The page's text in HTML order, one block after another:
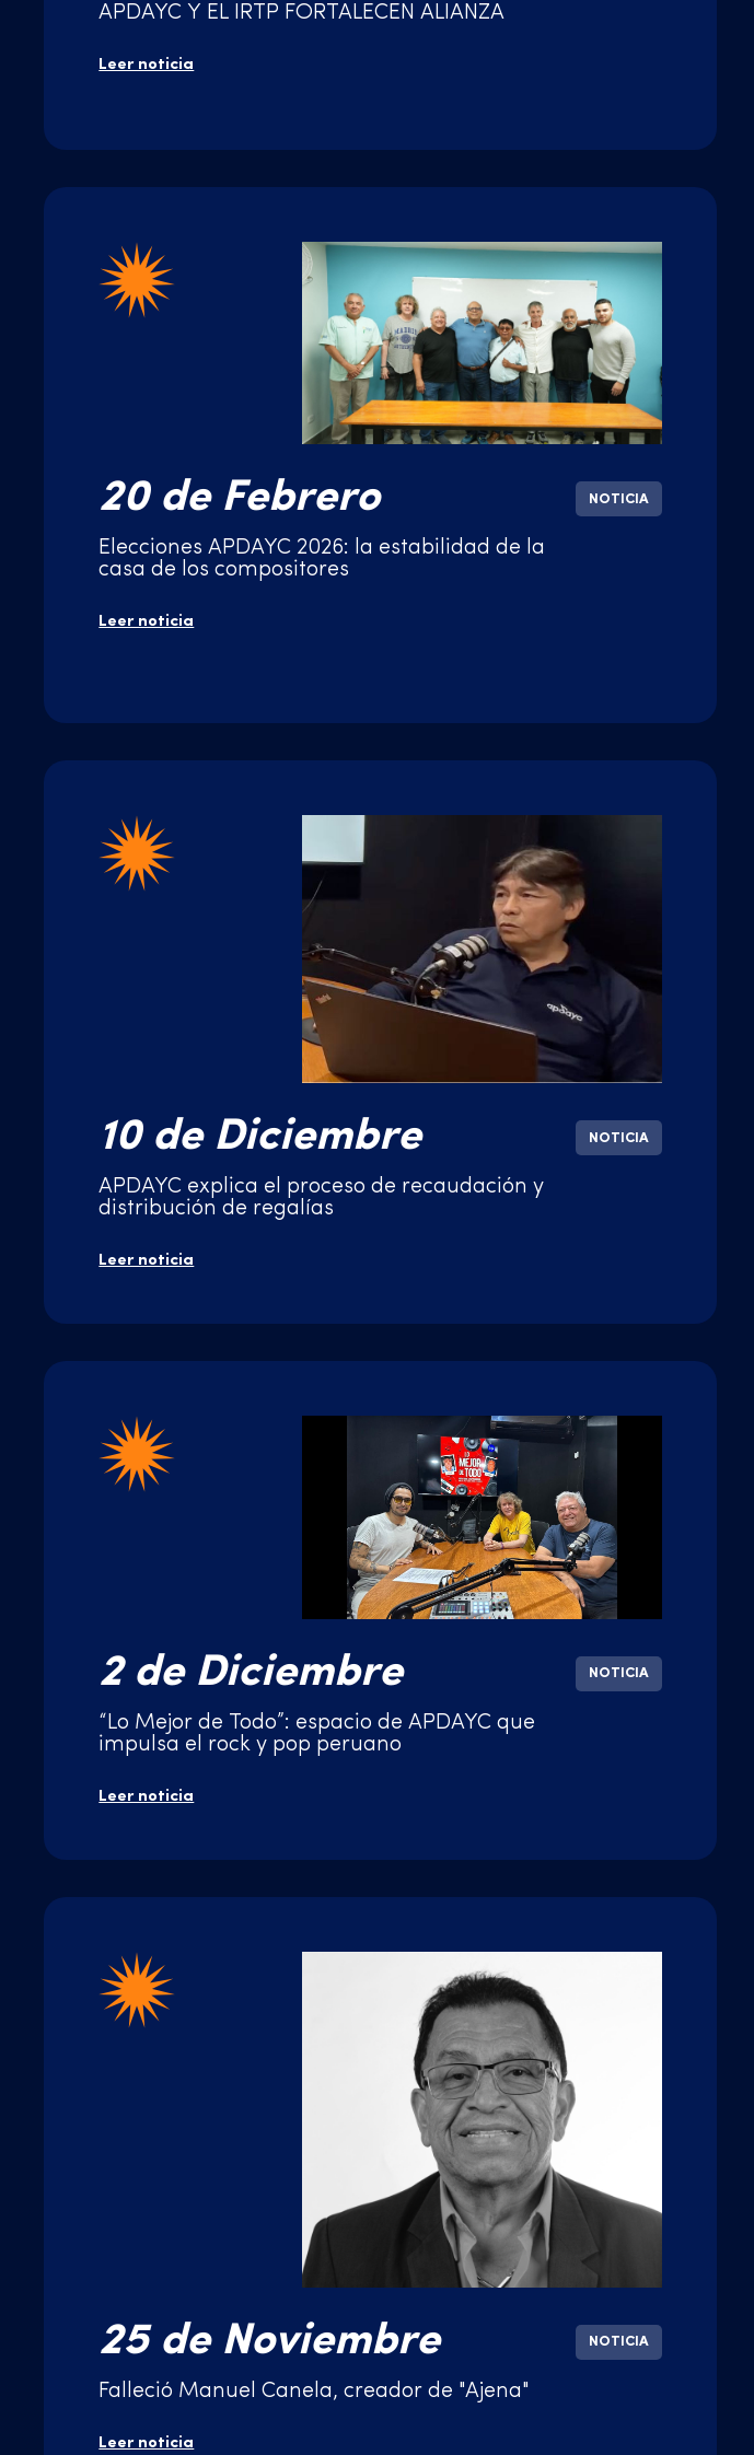
APDAYC Y EL IRTP FORTALECEN ALIANZA
Leer noticia
20 de Febrero NOTICIA
Elecciones APDAYC 2026: la estabilidad de la
casa de los compositores
Leer noticia
10 de Diciembre NOTICIA
APDAYC explica el proceso de recaudación y
distribución de regalías
Leer noticia
2 de Diciembre NOTICIA
“Lo Mejor de Todo”: espacio de APDAYC que
impulsa el rock y pop peruano
Leer noticia
25 de Noviembre NOTICIA
Falleció Manuel Canela, creador de "Ajena"
Leer noticia